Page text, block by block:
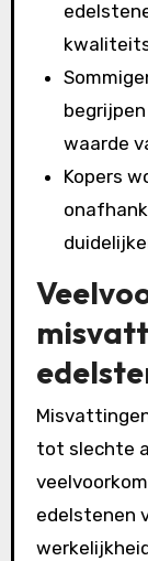
waarde
Kopers
tot slechte
edelstenen